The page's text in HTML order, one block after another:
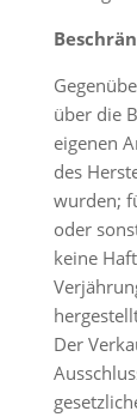
über die
eigenen
des
wurden;
oder
keine
Der